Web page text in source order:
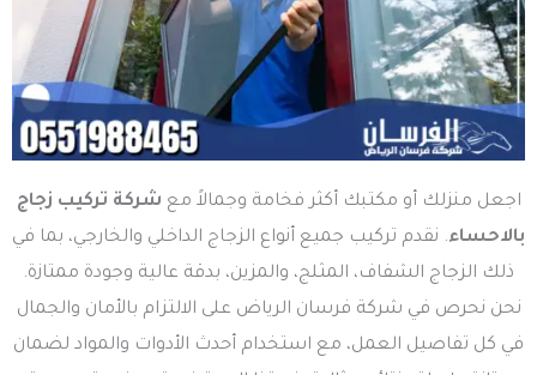
اجعل منزلك أو مكتبك أكثر فخامة وجمالاً مع شركة تركيب زجاج
بالاحساء. نقدم تركيب جميع أنواع الزجاج الداخلي والخارجي، بما في
ذلك الزجاج الشفاف، المثلج، والمزين، بدقة عالية وجودة ممتازة.
نحن نحرص في شركة فرسان الرياض على الالتزام بالأمان والجمال
في كل تفاصيل العمل، مع استخدام أحدث الأدوات والمواد لضمان